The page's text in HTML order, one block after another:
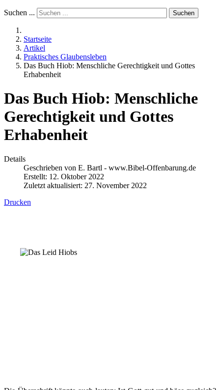
Suchen ... Suchen
Startseite
Artikel
Praktisches Glaubensleben
Das Buch Hiob: Menschliche Gerechtigkeit und Gottes
Erhabenheit
Das Buch Hiob: Menschliche
Gerechtigkeit und Gottes
Erhabenheit
Details
Geschrieben von E. Bartl - www.Bibel-Offenbarung.de
Erstellt: 12. Oktober 2022
Zuletzt aktualisiert: 27. November 2022
Drucken